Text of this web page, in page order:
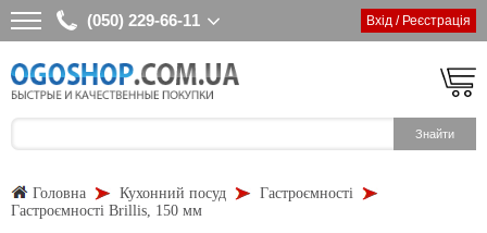
(050) 229-66-11 Вхід / Реєстрація
Головна Кухонний посуд
Гастроємності
Гастроємності Brillis, 150 мм